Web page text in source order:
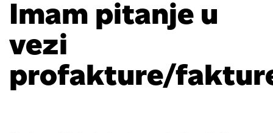
Imam pitanje u
vezi
profakture/